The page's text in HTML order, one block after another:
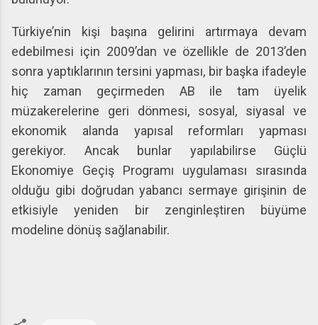
Türkiye’nin kişi başına gelirini artırmaya devam
edebilmesi için 2009’dan ve özellikle de 2013’den
sonra yaptıklarının tersini yapması, bir başka ifadeyle
hiç zaman geçirmeden AB ile tam üyelik
müzakerelerine geri dönmesi, sosyal, siyasal ve
ekonomik alanda yapısal reformları yapması
gerekiyor. Ancak bunlar yapılabilirse Güçlü
Ekonomiye Geçiş Programı uygulaması sırasında
olduğu gibi doğrudan yabancı sermaye girişinin de
etkisiyle yeniden bir zenginleştiren büyüme
modeline dönüş sağlanabilir.